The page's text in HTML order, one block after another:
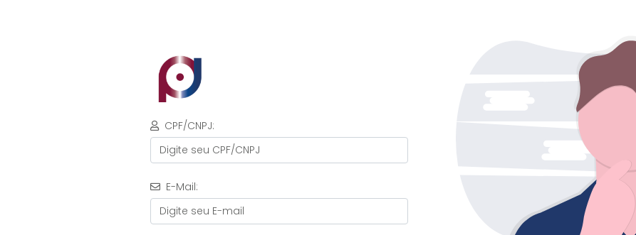
CPF/CNPJ:
E-Mail: